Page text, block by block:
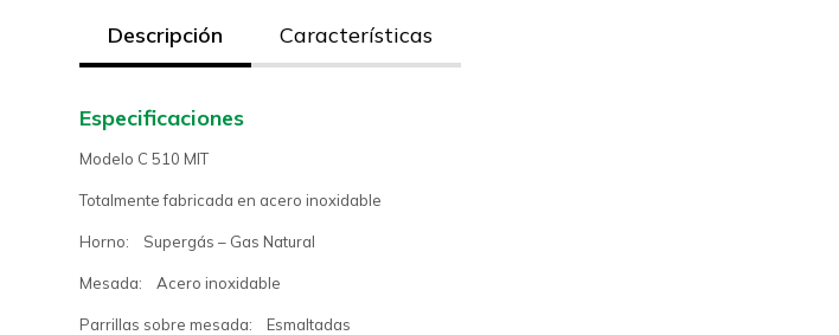
Descripción Características
Especificaciones
Modelo C 510 MIT
Totalmente fabricada en acero inoxidable
Horno: Supergás – Gas Natural
Mesada: Acero inoxidable
Parrillas sobre mesada: Esmaltadas